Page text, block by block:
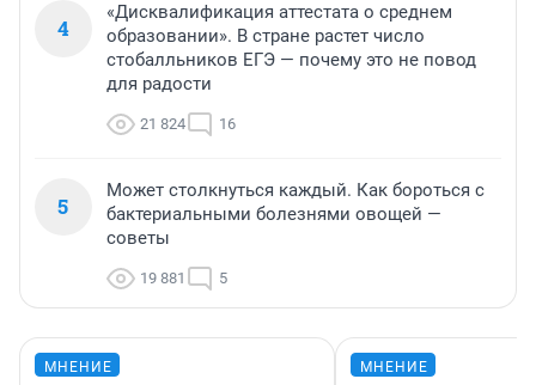
4
«Дисквалификация аттестата о среднем
образовании». В стране растет число
стобалльников ЕГЭ — почему это не повод
для радости
21 824 16
5
Может столкнуться каждый. Как бороться с
бактериальными болезнями овощей —
советы
19 881 5
МНЕНИЕ МНЕНИЕ